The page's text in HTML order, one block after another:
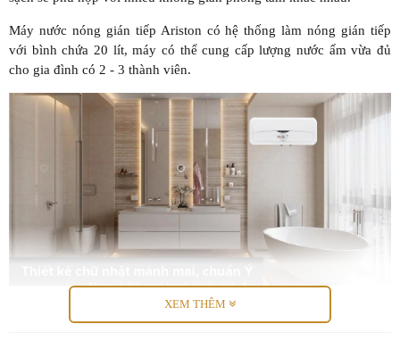
Máy nước nóng gián tiếp Ariston có hệ thống làm nóng gián tiếp
với bình chứa 20 lít, máy có thể cung cấp lượng nước ấm vừa đủ
cho gia đình có 2 - 3 thành viên.
XEM THÊM